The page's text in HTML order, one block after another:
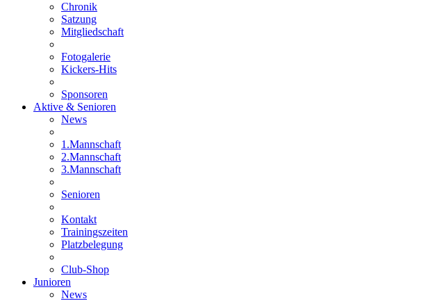
Chronik
Satzung
Mitgliedschaft
Fotogalerie
Kickers-Hits
Sponsoren
Aktive & Senioren
News
1.Mannschaft
2.Mannschaft
3.Mannschaft
Senioren
Kontakt
Trainingszeiten
Platzbelegung
Club-Shop
Junioren
News